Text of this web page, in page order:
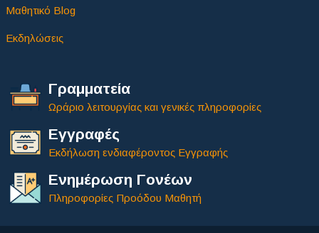
Μαθητικό Blog
Εκδηλώσεις
Γραμματεία
Ωράριο λειτουργίας και γενικές πληροφορίες
Εγγραφές
Εκδήλωση ενδιαφέροντος Εγγραφής
Ενημέρωση Γονέων
Πληροφορίες Προόδου Μαθητή